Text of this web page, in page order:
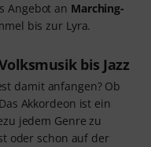
Angebot an Marching-
bis zur Lyra.
bis Jazz
damit anfangen? Ob
Akkordeon ist ein
jedem Genre zu
oder schon auf der